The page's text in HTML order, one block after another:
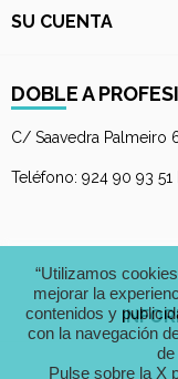
SU CUENTA
DOBLE A
C/ Saavedra Palmeiro
Teléfono: 924 90 93
“Utilizamos
mejorar la
contenidos y
con la navegación
de
Pulse sobre la X